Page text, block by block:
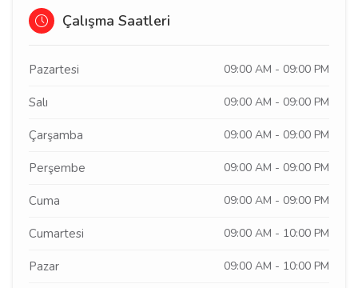
Çalışma Saatleri
Pazartesi 09:00 AM - 09:00 PM
Salı 09:00 AM - 09:00 PM
Çarşamba 09:00 AM - 09:00 PM
Perşembe 09:00 AM - 09:00 PM
Cuma 09:00 AM - 09:00 PM
Cumartesi 09:00 AM - 10:00 PM
Pazar 09:00 AM - 10:00 PM